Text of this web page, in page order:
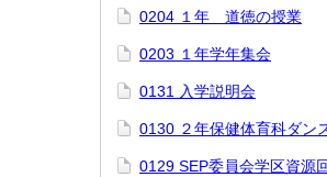
0204 １年 道徳の授業
0203 １年学年集会
0131 入学説明会
0130 ２年保健体育科ダン
0129 SEP委員会学区資源